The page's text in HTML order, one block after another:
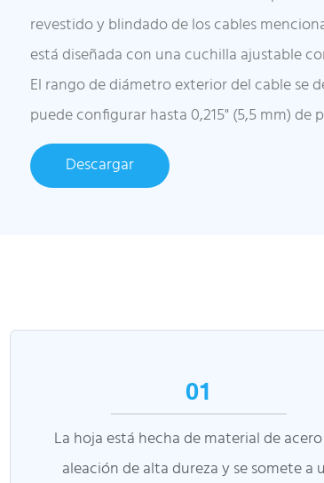
revestido y blindado de los cables
está diseñada con una cuchilla ajustable
El rango de diámetro exterior del cable se
puede configurar hasta 0,215" (5,5 mm) de
Descargar
01
La hoja está hecha de material de
aleación de alta dureza y se somete a